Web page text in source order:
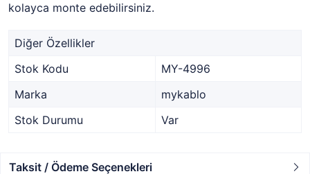
kolayca monte edebilirsiniz.
Diğer Özellikler
Stok Kodu
MY-4996
Marka
mykablo
Stok Durumu
Var
Taksit / Ödeme Seçenekleri